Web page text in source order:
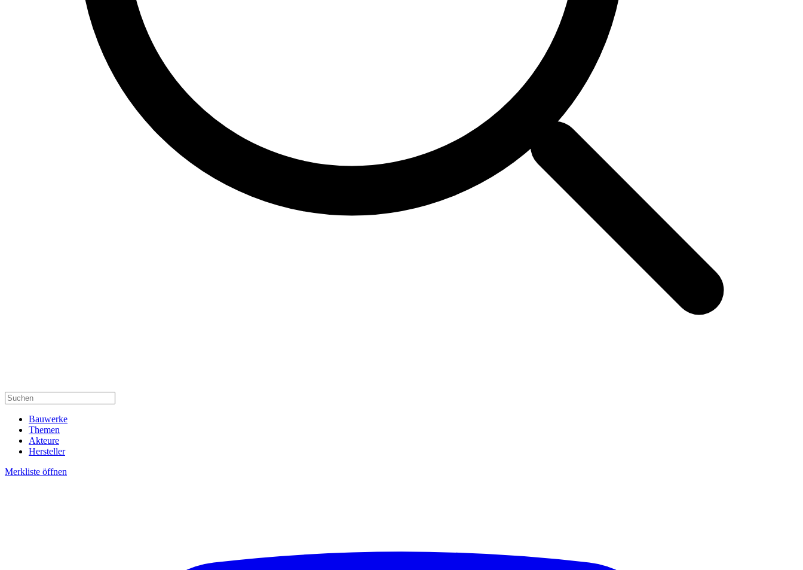
Bauwerke
Themen
Akteure
Hersteller
Merkliste öffnen